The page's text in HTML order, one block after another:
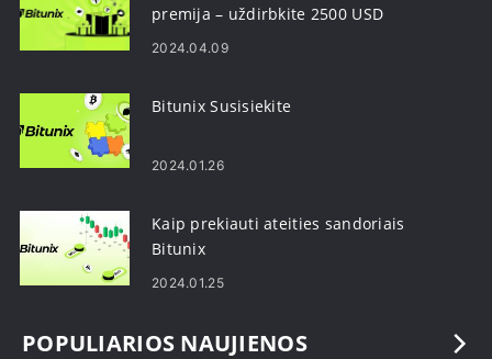
premija – uždirbkite 2500 USD
2024.04.09
Bitunix Susisiekite
2024.01.26
Kaip prekiauti ateities sandoriais
Bitunix
2024.01.25
POPULIARIOS NAUJIENOS